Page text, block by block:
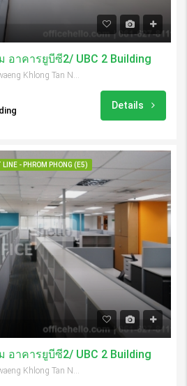
อาคารยูบีซี2/ UBC 2 Building
Details
- PHROM PHONG (E5)
อาคารยูบีซี2/ UBC 2 Building
591 Sukhumvit 33 Alley, Khwaeng Khlong Tan Nuea, Khet Watthana, Krung Thep Maha Nakhon 10110, Thailand